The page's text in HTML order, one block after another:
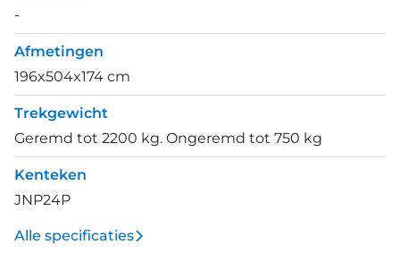
-
Afmetingen
196x504x174 cm
Trekgewicht
Geremd tot 2200 kg. Ongeremd tot 750 kg
Kenteken
JNP24P
Alle specificaties